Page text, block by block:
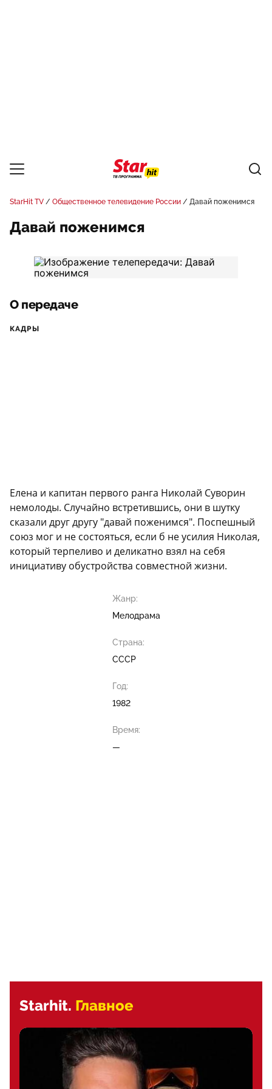
StarHit TV Общественное телевидение России Давай поженимся
Давай поженимся
О передаче
КАДРЫ
Елена и капитан первого ранга Николай Суворин
немолоды. Случайно встретившись, они в шутку
сказали друг другу "давай поженимся". Поспешный
союз мог и не состояться, если б не усилия Николая,
который терпеливо и деликатно взял на себя
инициативу обустройства совместной жизни.
Жанр:
Мелодрама
Страна:
СССР
Год:
1982
Время:
—
Starhit. Главное